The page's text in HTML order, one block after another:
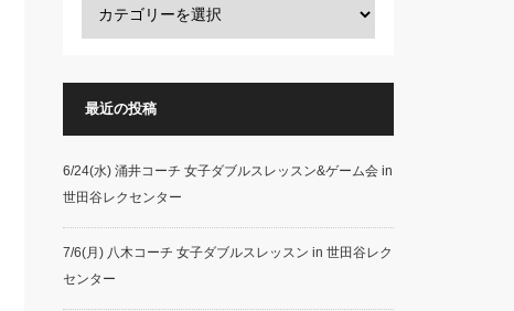
最近の投稿
6/24(水) 涌井コーチ 女子ダブルスレッスン&ゲーム会 in
世田谷レクセンター
7/6(月) 八木コーチ 女子ダブルスレッスン in 世田谷レク
センター